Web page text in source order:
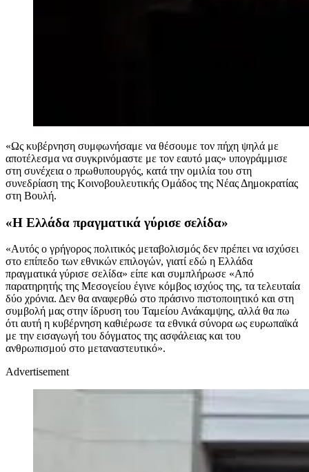
«Ως κυβέρνηση συμφωνήσαμε να θέσουμε τον πήχη ψηλά με
αποτέλεσμα να συγκρινόμαστε με τον εαυτό μας» υπογράμμισε
στη συνέχεια ο πρωθυπουργός, κατά την ομιλία του στη
συνεδρίαση της Κοινοβουλευτικής Ομάδος της Νέας Δημοκρατίας
στη Βουλή.
«Η Ελλάδα πραγματικά γύρισε σελίδα»
«Αυτός ο γρήγορος πολιτικός μεταβολισμός δεν πρέπει να ισχύσει
στο επίπεδο των εθνικών επιλογών, γιατί εδώ η Ελλάδα
πραγματικά γύρισε σελίδα» είπε και συμπλήρωσε «Από
παρατηρητής της Μεσογείου έγινε κόμβος ισχύος της, τα τελευταία
δύο χρόνια. Δεν θα αναφερθώ στο πράσινο πιστοποιητικό και στη
συμβολή μας στην ίδρυση του Ταμείου Ανάκαμψης, αλλά θα πω
ότι αυτή η κυβέρνηση καθιέρωσε τα εθνικά σύνορα ως ευρωπαϊκά
με την εισαγωγή του δόγματος της ασφάλειας και του
ανθρωπισμού στο μεταναστευτικό».
Advertisement